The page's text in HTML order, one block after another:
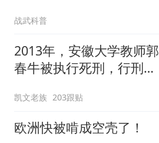
战武科普
2013年，安徽大学教师郭
春牛被执行死刑，行刑前
凯文老族 203跟贴
欧洲快被啃成空壳了！